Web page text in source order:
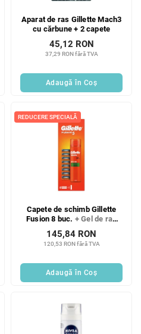
Aparat de ras Gillette Mach3
cu cărbune + 2 capete
37,29 RON fără TVA
45,12 RON
Adaugă în Coş
REDUCERE SPECIALĂ
Capete de schimb Gillette
Fusion 8 buc. + Gel de ras
120,53 RON fără TVA
145,84 RON
Adaugă în Coş